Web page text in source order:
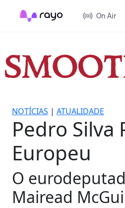
On Air
NOTÍCIAS | ATUALIDADE
Pedro
Europeu
O
Mairead